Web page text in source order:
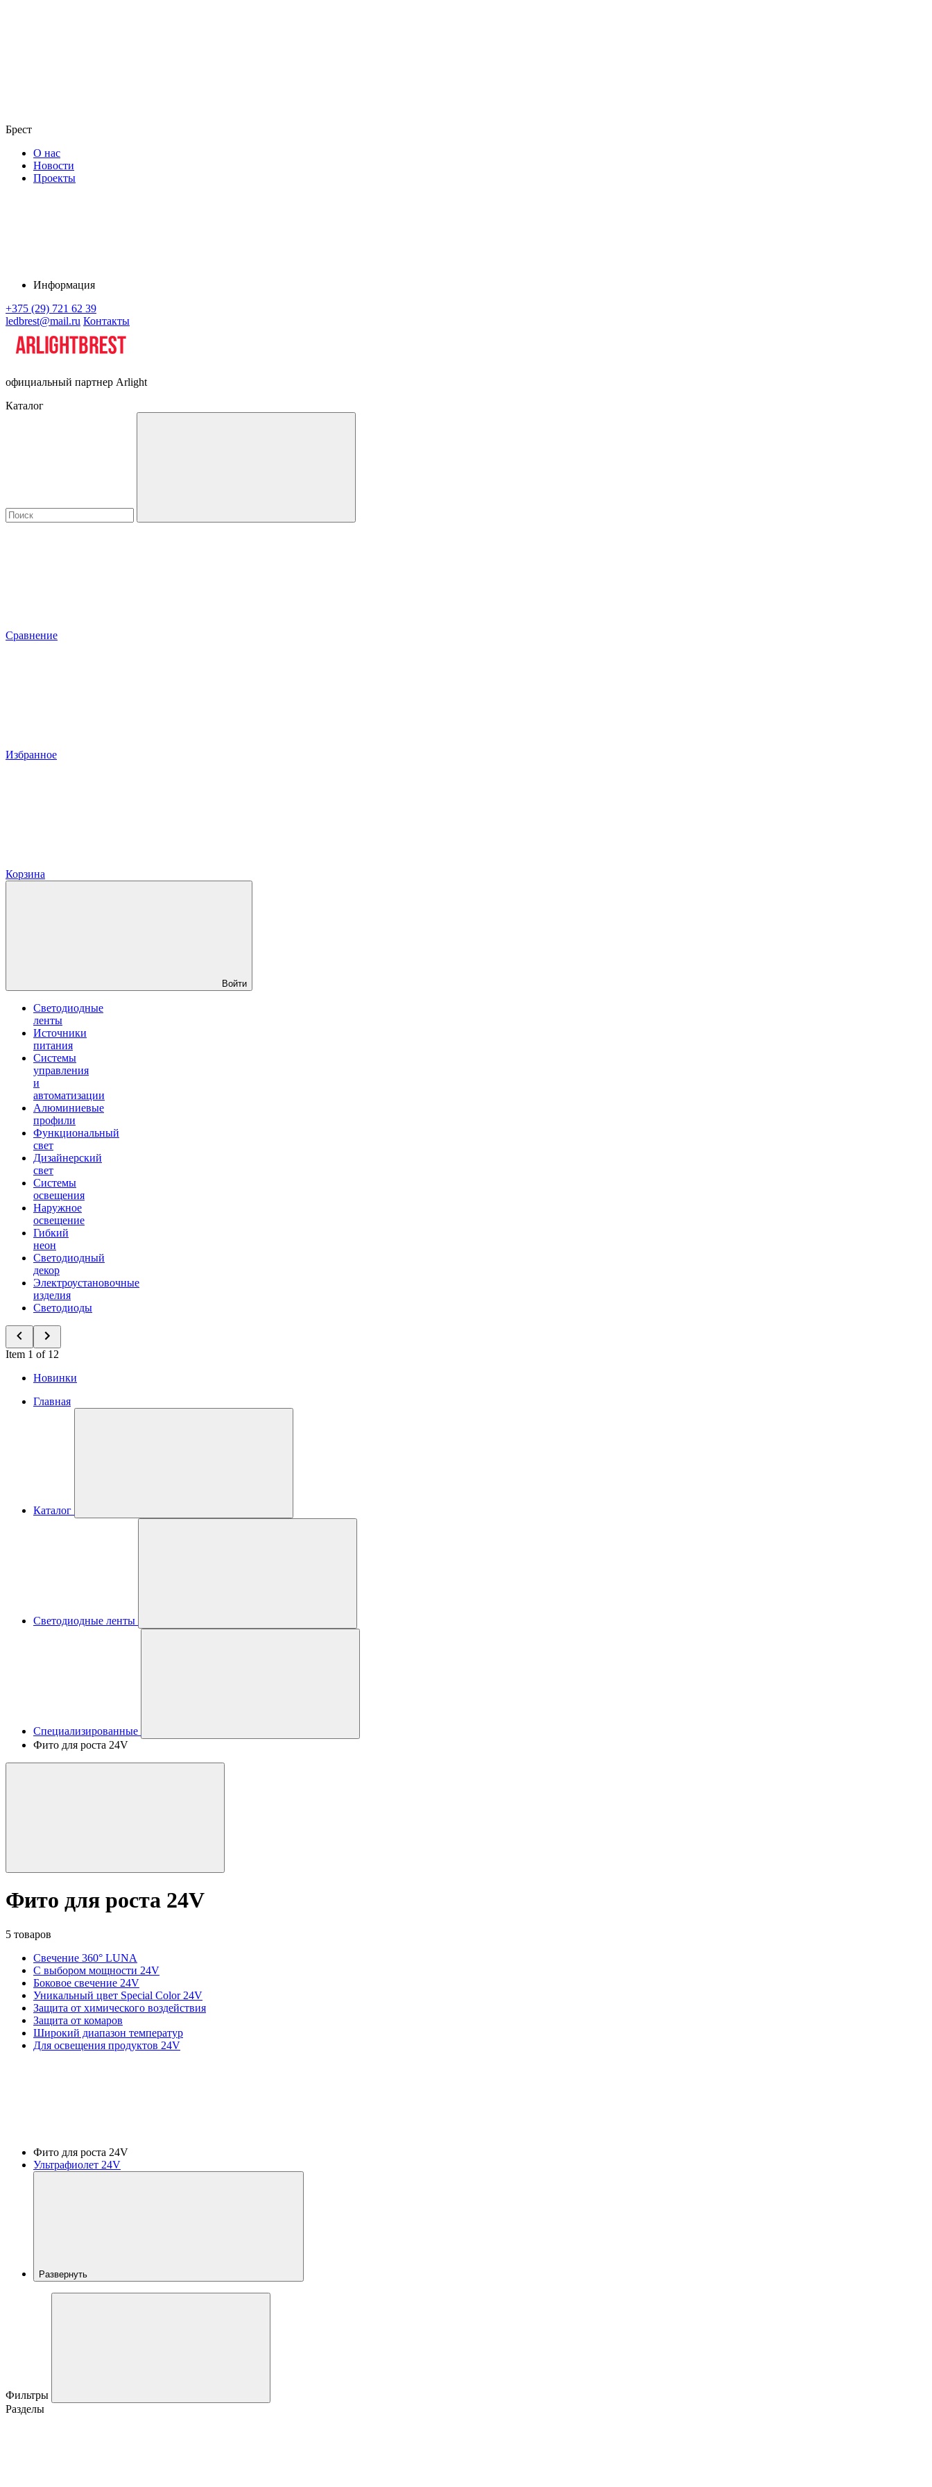
Брест
О нас
Новости
Проекты
Информация
+375 (29) 721 62 39
ledbrest@mail.ru Контакты
официальный партнер Arlight
Каталог
Сравнение
Избранное
Корзина
Войти
Светодиодные
ленты
Источники
питания
Системы
управления
и
автоматизации
Алюминиевые
профили
Функциональный
свет
Дизайнерский
свет
Системы
освещения
Наружное
освещение
Гибкий
неон
Светодиодный
декор
Электроустановочные
изделия
Светодиоды
Item 1 of 12
Новинки
Главная
Каталог
Светодиодные ленты
Специализированные
Фито для роста 24V
Фито для роста 24V
5 товаров
Свечение 360° LUNA
С выбором мощности 24V
Боковое свечение 24V
Уникальный цвет Special Color 24V
Защита от химического воздействия
Защита от комаров
Широкий диапазон температур
Для освещения продуктов 24V
Фито для роста 24V
Ультрафиолет 24V
Развернуть
Фильтры
Разделы